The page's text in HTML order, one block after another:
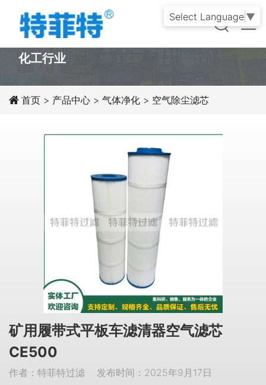
PRODUCT
化工行业
首页 > 产品中心 > 气体净化 > 空气除尘滤芯
矿用履带式平板车滤清器空气滤芯
CE500
作者：特菲特过滤 发布时间：2025年9月17日
Select Language ▼